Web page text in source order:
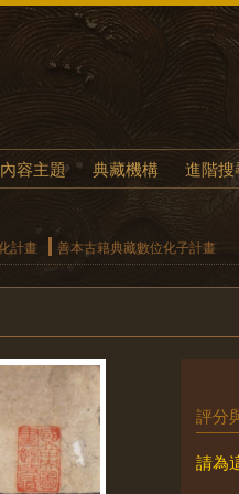
內容主題 典藏機構 進階搜
計畫 善本古籍典藏數位化子計畫
評分
請為